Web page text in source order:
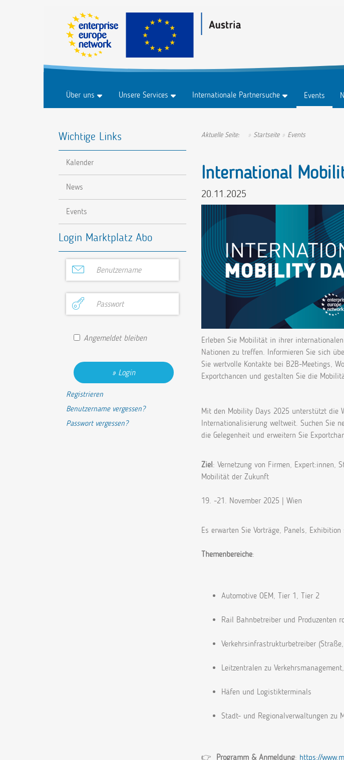
Über uns
FAQ
Unsere Services
Innovation & Technologie
Forschung & Entwicklung
Internationale Partnersuche
Marktplatz Abo
Events
Aktuelle Seite: Startseite Events
International
20.11.2025
Erleben Sie Mobilität in ihrer
Nationen zu treffen. Informieren Sie sich
Sie wertvolle Kontakte bei B2B-Meetings,
Exportchancen und gestalten Sie die
Mit den Mobility Days 2025 unterstützt die
Internationalisierung weltweit. Suchen Sie
die Gelegenheit und erweitern Sie
Ziel: Vernetzung von Firmen, Expert:innen,
Mobilität der Zukunft
19. -21. November 2025 | Wien
Es erwarten Sie Vorträge, Panels, Exhibition
Themenbereiche:
Automotive OEM, Tier 1, Tier 2
Rail Bahnbetreiber und Produzenten
Verkehrsinfrastrukturbetreiber
Leitzentralen zu
Häfen und Logistikterminals
Stadt- und Regionalverwaltungen zu
👉 Programm & Anmeldung: https://
Wichtige Links
Kalender
News
Events
Login Marktplatz Abo
Angemeldet bleiben
Login
Registrieren
Benutzername vergessen?
Passwort vergessen?